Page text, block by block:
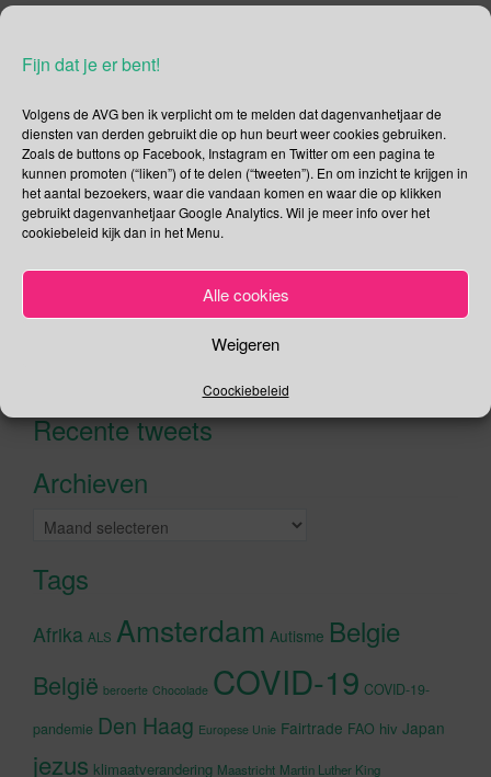
Fijn dat je er bent!
Volgens de AVG ben ik verplicht om te melden dat dagenvanhetjaar de
diensten van derden gebruikt die op hun beurt weer cookies gebruiken.
Zoals de buttons op Facebook, Instagram en Twitter om een pagina te
kunnen promoten (“liken”) of te delen (“tweeten”). En om inzicht te krijgen in
het aantal bezoekers, waar die vandaan komen en waar die op klikken
gebruikt dagenvanhetjaar Google Analytics. Wil je meer info over het
cookiebeleid kijk dan in het Menu.
Alle cookies
Weigeren
Coockiebeleid
Social Media
Je kunt me volgen op
Zoeken
Recente tweetsKlik om marketing cookies te
Archieven
Archieven
Tags
Afrika ALS Amsterdam Autisme Belgie
België beroerte Chocolade COVID-19 COVID-19-
pandemie Den Haag Europese Unie Fairtrade FAO hiv Japan
jezus klimaatverandering Maastricht Martin Luther King